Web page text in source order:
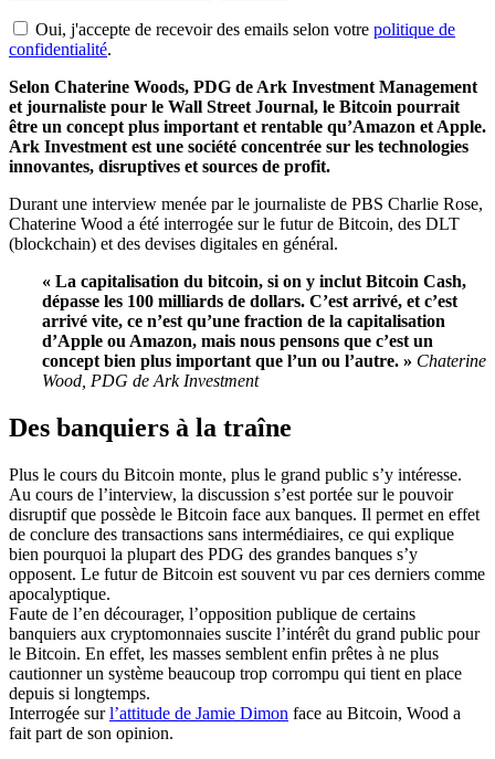
Oui, j'accepte de recevoir des emails selon votre politique de
confidentialité.
Selon Chaterine Woods, PDG de Ark Investment Management
et journaliste pour le Wall Street Journal, le Bitcoin pourrait
être un concept plus important et rentable qu’Amazon et Apple.
Ark Investment est une société concentrée sur les technologies
innovantes, disruptives et sources de profit.
Durant une interview menée par le journaliste de PBS Charlie Rose,
Chaterine Wood a été interrogée sur le futur de Bitcoin, des DLT
(blockchain) et des devises digitales en général.
« La capitalisation du bitcoin, si on y inclut Bitcoin Cash,
dépasse les 100 milliards de dollars. C’est arrivé, et c’est
arrivé vite, ce n’est qu’une fraction de la capitalisation
d’Apple ou Amazon, mais nous pensons que c’est un
concept bien plus important que l’un ou l’autre. » Chaterine
Wood, PDG de Ark Investment
Des banquiers à la traîne
Plus le cours du Bitcoin monte, plus le grand public s’y intéresse.
Au cours de l’interview, la discussion s’est portée sur le pouvoir
disruptif que possède le Bitcoin face aux banques. Il permet en effet
de conclure des transactions sans intermédiaires, ce qui explique
bien pourquoi la plupart des PDG des grandes banques s’y
opposent. Le futur de Bitcoin est souvent vu par ces derniers comme
apocalyptique.
Faute de l’en décourager, l’opposition publique de certains
banquiers aux cryptomonnaies suscite l’intérêt du grand public pour
le Bitcoin. En effet, les masses semblent enfin prêtes à ne plus
cautionner un système beaucoup trop corrompu qui tient en place
depuis si longtemps.
Interrogée surl’attitude de Jamie Dimon face au Bitcoin, Wood a
fait part de son opinion.